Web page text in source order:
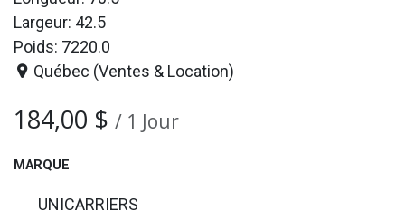
Largeur: 42.5
Poids: 7220.0
Québec (Ventes & Location)
184,00 $ / 1 Jour
MARQUE
UNICARRIERS